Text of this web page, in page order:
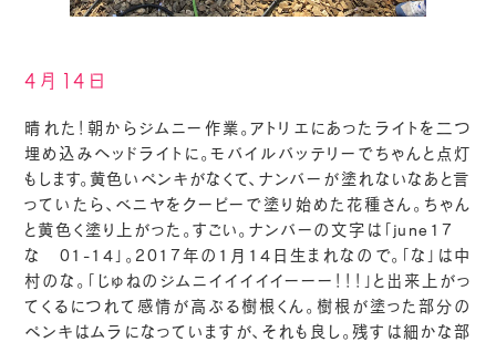
4月14日
晴れた！朝からジムニー作業。アトリエにあったライトを二つ
埋め込みヘッドライトに。モバイルバッテリーでちゃんと点灯
もします。黄色いペンキがなくて、ナンバーが塗れないなあと言
っていたら、ベニヤをクーピーで塗り始めた花種さん。ちゃん
と黄色く塗り上がった。すごい。ナンバーの文字は「june17
な 01-14」。2017年の1月14日生まれなので。「な」は中
村のな。「じゅねのジムニイイイイイーーー！！！」と出来上がっ
てくるにつれて感情が高ぶる樹根くん。樹根が塗った部分の
ペンキはムラになっていますが、それも良し。残すは細かな部